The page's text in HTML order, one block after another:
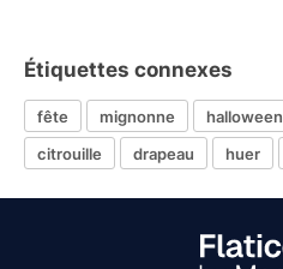
Étiquettes connexes
fête mignonne halloween
citrouille
drapeau huer